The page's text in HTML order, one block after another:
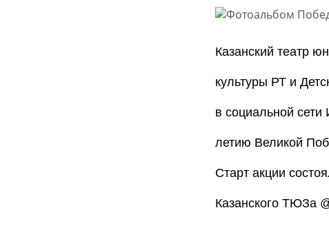
Казанский театр
культуры РТ и
в социальной
летию Великой
Старт акции
Казанского ТЮЗа